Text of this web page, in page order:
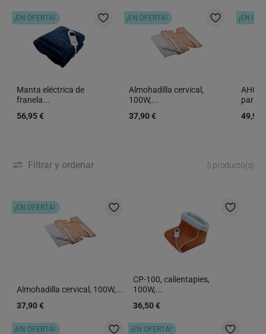
Manta eléctrica de
franela...
56,95 €
¡EN OFERTA!
Almohadilla cervical,
100W,...
37,90 €
¡EN OFERTA!
AHC-
para...
49,90
¡EN
Filtrar y ordenar 5 producto(s)
Almohadilla cervical, 100W,...
37,90 €
¡EN OFERTA!
CP-100, calientapies,
100W,...
36,50 €
¡EN OFERTA! ¡EN OFERTA!